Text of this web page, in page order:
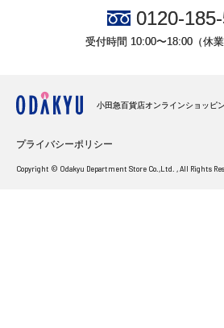
0120-
受付時間 10:00〜18:00（休業
小田急百貨店オンラインショッピ
プライバシーポリシー
Copyright © Odakyu Department Store Co.,Ltd. , All Rights